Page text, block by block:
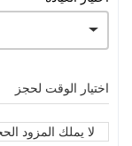
اختيار الوقت لحجز
لا يملك المزود